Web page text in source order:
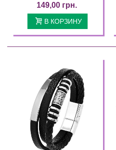
149,00 грн.
В КОРЗИНУ